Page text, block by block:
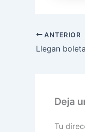
ANTERIOR
Deja
Tu